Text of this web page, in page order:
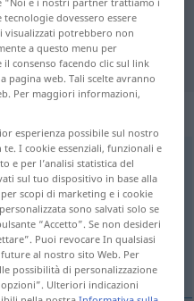
Turco
maggiori dettagli)
dovessero essere
visualizzati potrebbero non
a questo menu per
consenso facendo clic sul link
pagina web. Tali scelte avranno
Per maggiori informazioni,
esperienza possibile sul nostro
I cookie essenziali, funzionali e
e per l’analisi statistica del
sul tuo dispositivo in base alla
scopi di marketing e i cookie
sono salvati solo se
“Accetto”. Se non desideri
Puoi revocare In qualsiasi
al nostro sito Web. Per
possibilità di personalizzazione
Ulteriori indicazioni